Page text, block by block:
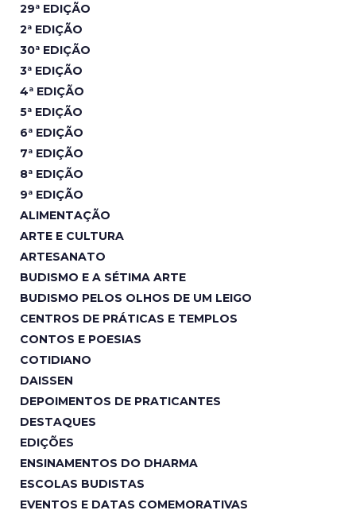
29ª EDIÇÃO
2ª EDIÇÃO
30ª EDIÇÃO
3ª EDIÇÃO
4ª EDIÇÃO
5ª EDIÇÃO
6ª EDIÇÃO
7ª EDIÇÃO
8ª EDIÇÃO
9ª EDIÇÃO
ALIMENTAÇÃO
ARTE E CULTURA
ARTESANATO
BUDISMO E A SÉTIMA ARTE
BUDISMO PELOS OLHOS DE UM LEIGO
CENTROS DE PRÁTICAS E TEMPLOS
CONTOS E POESIAS
COTIDIANO
DAISSEN
DEPOIMENTOS DE PRATICANTES
DESTAQUES
EDIÇÕES
ENSINAMENTOS DO DHARMA
ESCOLAS BUDISTAS
EVENTOS E DATAS COMEMORATIVAS